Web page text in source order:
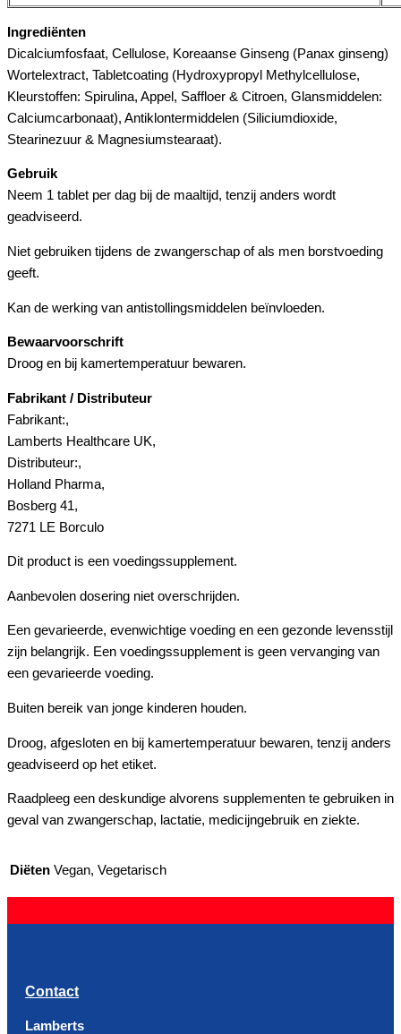
Ingrediënten
Dicalciumfosfaat, Cellulose, Koreaanse Ginseng (Panax ginseng)
Wortelextract, Tabletcoating (Hydroxypropyl Methylcellulose,
Kleurstoffen: Spirulina, Appel, Saffloer & Citroen, Glansmiddelen:
Calciumcarbonaat), Antiklontermiddelen (Siliciumdioxide,
Stearinezuur & Magnesiumstearaat).
Gebruik
Neem 1 tablet per dag bij de maaltijd, tenzij anders wordt
geadviseerd.
Niet gebruiken tijdens de zwangerschap of als men borstvoeding
geeft.
Kan de werking van antistollingsmiddelen beïnvloeden.
Bewaarvoorschrift
Droog en bij kamertemperatuur bewaren.
Fabrikant / Distributeur
Fabrikant:,
Lamberts Healthcare UK,
Distributeur:,
Holland Pharma,
Bosberg 41,
7271 LE Borculo
Dit product is een voedingssupplement.
Aanbevolen dosering niet overschrijden.
Een gevarieerde, evenwichtige voeding en een gezonde levensstijl
zijn belangrijk. Een voedingssupplement is geen vervanging van
een gevarieerde voeding.
Buiten bereik van jonge kinderen houden.
Droog, afgesloten en bij kamertemperatuur bewaren, tenzij anders
geadviseerd op het etiket.
Raadpleeg een deskundige alvorens supplementen te gebruiken in
geval van zwangerschap, lactatie, medicijngebruik en ziekte.
Diëten Vegan, Vegetarisch
Contact
Lamberts